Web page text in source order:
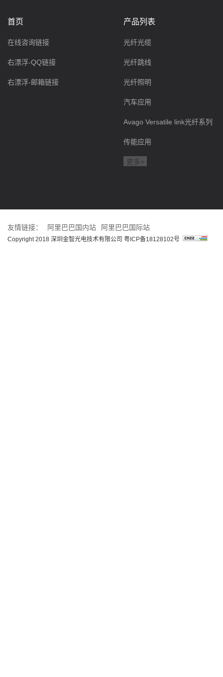
首页
在线咨询链接
右漂浮-QQ链接
右漂浮-邮箱链接
产品列表
光纤光缆
光纤跳线
光纤照明
汽车应用
Avago Versatile link光纤系列
传能应用
更多+
友情链接： 阿里巴巴国内站 阿里巴巴国际站
Copyright 2018 深圳金智光电技术有限公司 粤ICP备18128102号